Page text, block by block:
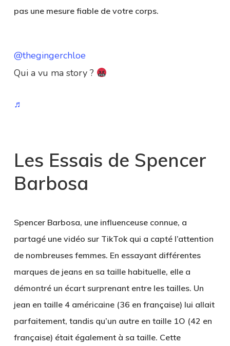
pas une mesure fiable de votre corps.
@thegingerchloe
Qui a vu ma story ?
♬
Les Essais de Spencer
Barbosa
Spencer Barbosa, une influenceuse connue, a
partagé une vidéo sur TikTok qui a capté l’attention
de nombreuses femmes. En essayant différentes
marques de jeans en sa taille habituelle, elle a
démontré un écart surprenant entre les tailles. Un
jean en taille 4 américaine (36 en française) lui allait
parfaitement, tandis qu’un autre en taille 1O (42 en
française) était également à sa taille. Cette